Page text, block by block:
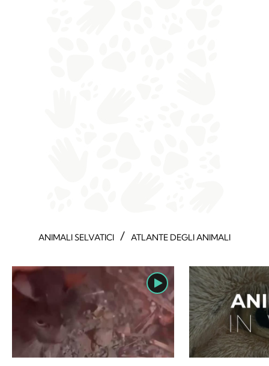
ANIMALI SELVATICI / ATLANTE DEGLI ANIMALI